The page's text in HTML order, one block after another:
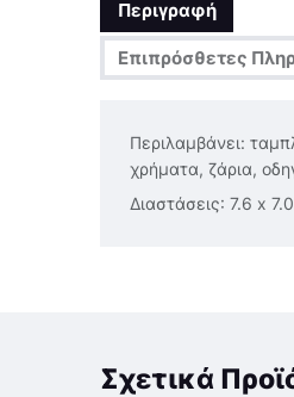
Περιγραφή
Επιπρόσθετες
Περιλαμβάνει:
χρήματα, ζάρια,
Διαστάσεις: 7.6 x
Σχετικά